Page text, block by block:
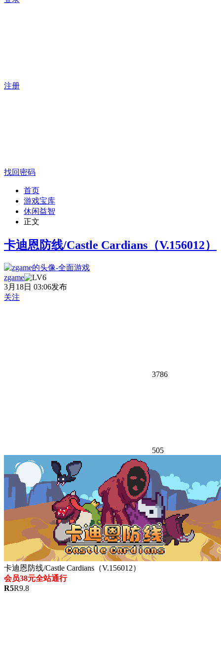
注册
找回密码
首页
游戏宝库
休闲益智
正文
卡迪恩防线/Castle Cardians（V.156012）
zgame
3月18日 03:06发布
关注
3786
505
卡迪恩防线/Castle Cardians（V.156012）
会员38元全站通行
R5R9.8